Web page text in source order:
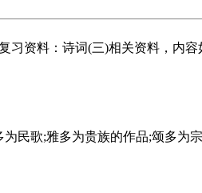
习资料：诗词(三)相关资料，内
歌;雅多为贵族的作品;颂多为宗